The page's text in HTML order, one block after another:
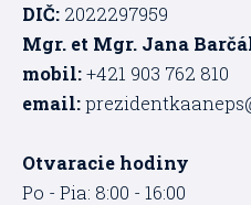
DIČ: 2022297959
Mgr. et Mgr. Jana
mobil:+421 903 762 810
email:
Otvaracie hodiny
Po - Pia: 8:00 - 16:00